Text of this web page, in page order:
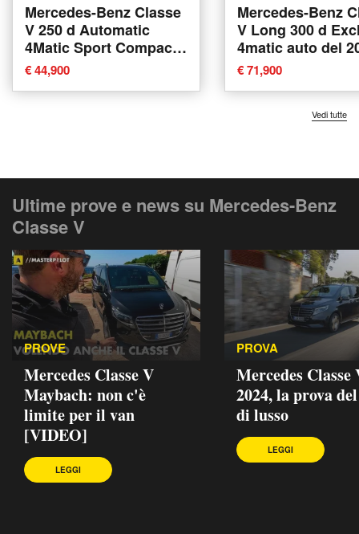
Mercedes-Benz Classe
V 250 d Automatic
4Matic Sport Compact
del 2022 usata a
Bolzano
€ 44,900
Mercedes-Benz
V Long 300 d
4matic auto del
usata a Bologna
€ 71,900
Vedi tutte
Ultime prove e news su Mercedes-Benz
Classe V
PROVE
Mercedes Classe V
Maybach: non c'è
limite per il van
[VIDEO]
LEGGI
PROVA
Mercedes Classe
2024, la prova
di lusso
LEGGI